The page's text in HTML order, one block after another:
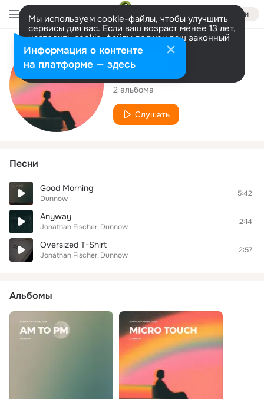
Войти
Мы используем cookie-файлы, чтобы улучшить
сервисы для вас. Если ваш возраст менее 13 лет,
настроить cookie-файлы должен ваш законный
представитель. Больше информации
Разрешить все Настроить
Исполнитель
Dunnow
2 альбома
Слушать
Песни
Good Morning
Dunnow
5:42
Anyway
Jonathan Fischer Dunnow
2:14
Oversized T-Shirt
Jonathan Fischer Dunnow
2:57
Альбомы
Информация о контенте
на платформе — здесь